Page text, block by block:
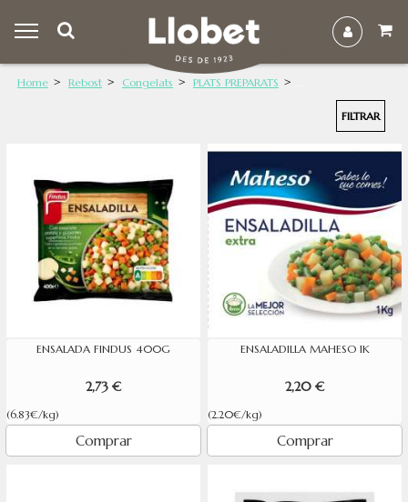
Home Rebost Congelats PLATS PREPARATS
FILTRAR
ENSALADA FINDUS 400G
2,73 €
(6.83€/kg)
Comprar
ENSALADILLA MAHESO 1K
2,20 €
(2.20€/kg)
Comprar